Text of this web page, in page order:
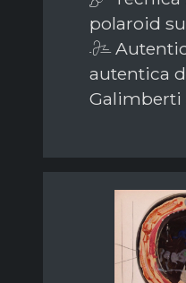
polaroid
autentica
Galimberti